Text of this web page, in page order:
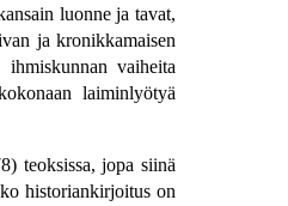
luonne ja tavat,
ja kronikkamaisen
vaiheita
laiminlyötyä
teoksissa, jopa siinä
historiankirjoitus on